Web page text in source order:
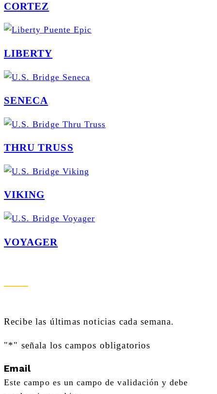
CORTEZ
LIBERTY
SENECA
THRU TRUSS
VIKING
VOYAGER
Recibe las últimas noticias cada semana.
"*" señala los campos obligatorios
Email
Este campo es un campo de validación y debe